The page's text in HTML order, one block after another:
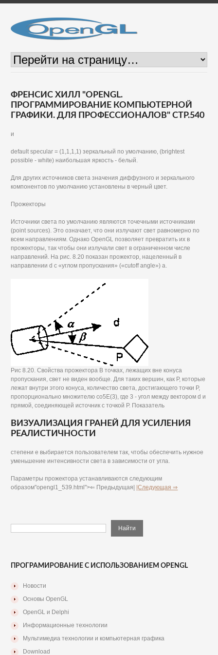
ФРЕНСИС ХИЛЛ "OPENGL.
ПРОГРАММИРОВАНИЕ КОМПЬЮТЕРНОЙ
ГРАФИКИ. ДЛЯ ПРОФЕССИОНАЛОВ" СТР.540
и
default specular = (1,1,1,1) зеркальный по умолчанию, (brightest
possible - white) наибольшая яркость - белый.
Для других источников света значения диффузного и зеркального
компонентов по умолчанию установлены в черный цвет.
Прожекторы
Источники света по умолчанию являются точечными источниками
(point sources). Это означает, что они излучают свет равномерно по
всем направлениям. Однако OpenGL позволяет превратить их в
прожекторы, так чтобы они излучали свет в ограниченном числе
направлений. На рис. 8.20 показан прожектор, нацеленный в
направлении d с «углом пропускания» («cutoff angle») а.
Рис 8.20. Свойства прожектора В точках, лежащих вне конуса
пропускания, свет не виден вообще. Для таких вершин, как Р, которые
лежат внутри этого конуса, количество света, достигающего точки Р,
пропорционально множителю со5Е(3), где 3 - угол между вектором d и
прямой, соединяющей источник с точкой Р. Показатель
ВИЗУАЛИЗАЦИЯ ГРАНЕЙ ДЛЯ УСИЛЕНИЯ
РЕАЛИСТИЧНОСТИ
степени е выбирается пользователем так, чтобы обеспечить нужное
уменьшение интенсивности света в зависимости от угла.
Параметры прожектора устанавливаются следующим
образом"opengl1_539.html">⇐ Предыдущая|
|Следующая ⇒
ПРОГРАМИРОВАНИЕ С ИСПОЛЬЗОВАНИЕМ OPENGL
Новости
Основы OpenGL
OpenGL и Delphi
Информационные технологии
Мультимедиа технологии и компьютерная графика
Download